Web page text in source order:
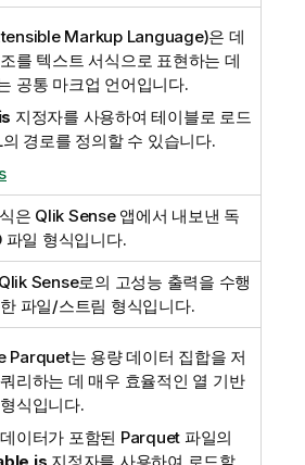
Markup Language)은 데
를 텍스트 서식으로 표현하는 데
공통 마크업 언어입니다.
지정자를 사용하여 테이블로 로드
경로를 정의할 수 있습니다.
은 Qlik Sense앱에서 내보낸 독
파일 형식입니다.
Qlik Sense로의 고성능 출력을 수행
파일/스트림 형식입니다.
Parquet는 용량 데이터 집합을 저
리하는 데 매우 효율적인 열 기반
식입니다.
이터가 포함된 Parquet 파일의